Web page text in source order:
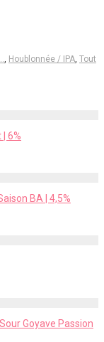
, Houblonnée / IPA, Tout
6%
BA | 4,5%
Goyave Passion